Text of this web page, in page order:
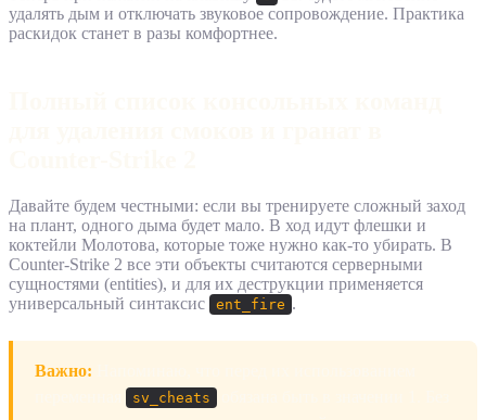
удалять дым и отключать звуковое сопровождение. Практика
раскидок станет в разы комфортнее.
Давайте будем честными: если вы тренируете сложный заход
на плант, одного дыма будет мало. В ход идут флешки и
коктейли Молотова, которые тоже нужно как-то убирать. В
Counter-Strike 2 все эти объекты считаются серверными
сущностями (entities), и для их деструкции применяется
универсальный синтаксис
ent_fire .
Важно:
sv_cheats